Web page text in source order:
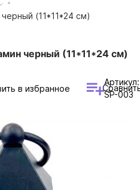
(11*11*24 см)
черный (11*11*24 см)
в избранное
Артикул:
SP-003